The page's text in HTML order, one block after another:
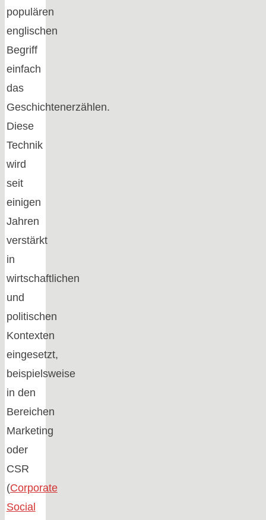
populären
englischen
Begriff
einfach
das
Geschichtenerzählen.
Diese
Technik
wird
seit
einigen
Jahren
verstärkt
in
wirtschaftlichen
und
politischen
Kontexten
eingesetzt,
beispielsweise
in den
Bereichen
Marketing
oder
CSR
(Corporate
Social